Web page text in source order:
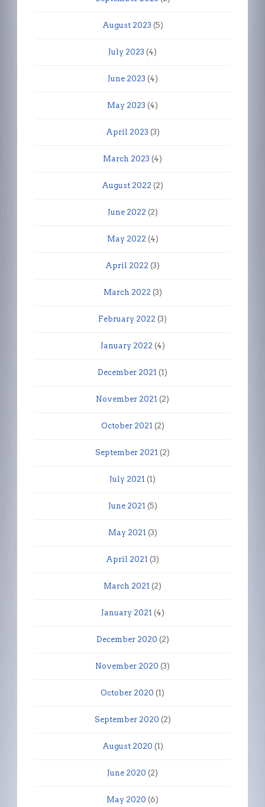
August 2023 (5)
July 2023 (4)
June 2023 (4)
May 2023 (4)
April 2023 (3)
March 2023 (4)
August 2022 (2)
June 2022 (2)
May 2022 (4)
April 2022 (3)
March 2022 (3)
February 2022 (3)
January 2022 (4)
December 2021 (1)
November 2021 (2)
October 2021 (2)
September 2021 (2)
July 2021 (1)
June 2021 (5)
May 2021 (3)
April 2021 (3)
March 2021 (2)
January 2021 (4)
December 2020 (2)
November 2020 (3)
October 2020 (1)
September 2020 (2)
August 2020 (1)
June 2020 (2)
May 2020 (6)